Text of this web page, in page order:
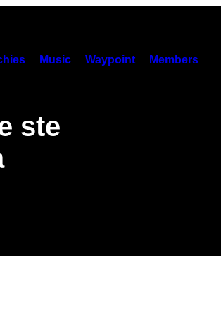
Music Waypoint Members
ste